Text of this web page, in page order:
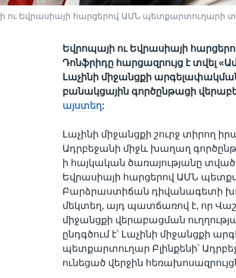
ու Եվրասիայի հարցերով ԱՄՆ պետքարտուղարի
Եվրոպայի ու Եվրասիայի
Դոնֆրիդը հարցազրույց է տվել
Լաչինի միջանցքի
բանակցային գործընթացի
այստեղ:
Լաչինի միջանցքի շուրջ տիրող
Ադրբեջանի միջև խաղաղ
ի հայկական ծառայությանը տված
Եվրասիայի հարցերով ԱՄՆ
Բարձրաստիճան դիվանագետի
մեկտեղ, այդ պատճառով է, որ
միջանցքի վերաբացման
ընդգծում է՝ Լաչինի միջանցքի
պետքարտուղար Բլինքենի՝
ունեցած վերջին